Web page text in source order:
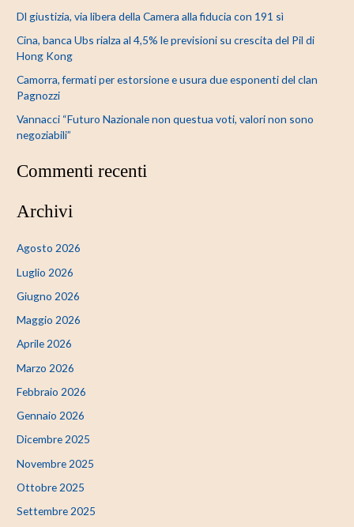
Dl giustizia, via libera della Camera alla fiducia con 191 sì
Cina, banca Ubs rialza al 4,5% le previsioni su crescita del Pil di
Hong Kong
Camorra, fermati per estorsione e usura due esponenti del clan
Pagnozzi
Vannacci “Futuro Nazionale non questua voti, valori non sono
negoziabili”
Commenti recenti
Archivi
Agosto 2026
Luglio 2026
Giugno 2026
Maggio 2026
Aprile 2026
Marzo 2026
Febbraio 2026
Gennaio 2026
Dicembre 2025
Novembre 2025
Ottobre 2025
Settembre 2025